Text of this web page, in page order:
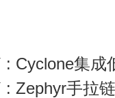
: Cyclone集
: Zephyr手拉